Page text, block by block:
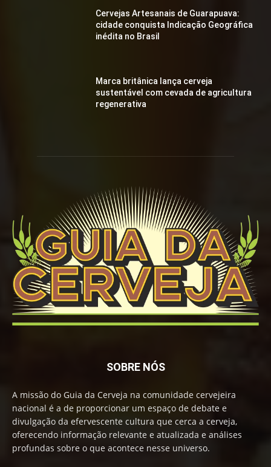
Cervejas Artesanais de Guarapuava:
cidade conquista Indicação Geográfica
inédita no Brasil
Marca britânica lança cerveja
sustentável com cevada de agricultura
regenerativa
SOBRE NÓS
A missão do Guia da Cerveja na comunidade cervejeira
nacional é a de proporcionar um espaço de debate e
divulgação da efervescente cultura que cerca a cerveja,
oferecendo informação relevante e atualizada e análises
profundas sobre o que acontece nesse universo.